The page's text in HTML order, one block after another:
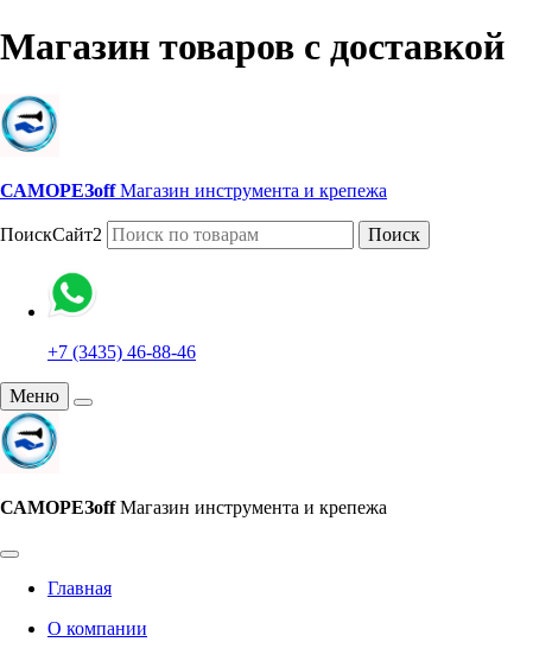
Магазин товаров с доставкой
САМОРЕЗoff Магазин инструмента и крепежа
ПоискСайт2 Поиск
+7 (3435) 46-88-46
Меню
САМОРЕЗoff Магазин инструмента и крепежа
Главная
О компании